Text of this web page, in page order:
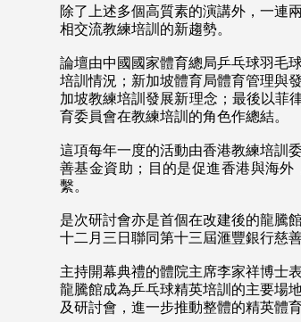
除了上述多個高質素的演講外，一連
相交流教練培訓的新趨勢。
論壇由中國國家體育總局乒乓球羽毛
培訓情況；新加坡體育局體育管理與
加坡教練培訓發展新理念；最後以菲
育委員會在教練培訓的角色作總結。
這項每年一度的活動由香港教練培訓
善基金資助；目的是促進香港與海
繫。
是次研討會亦是首個在改建後的龍騰
十二月三日聯同第十三屆滙豐銀行慈
主持開幕典禮的體院主席李家祥博士
龍騰館成為乒乓球精英培訓的主要場
及研討會，進一步推動整體的精英體育